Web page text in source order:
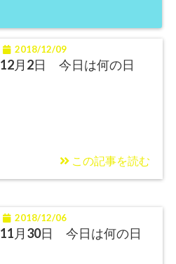
2018/12/09
12月2日 今日は何の日
この記事を読む
2018/12/06
11月30日 今日は何の日